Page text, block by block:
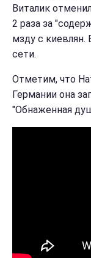
Виталик
2 раза за
мзду с
сети.
Отметим, что
Германии она
"Обнаженная